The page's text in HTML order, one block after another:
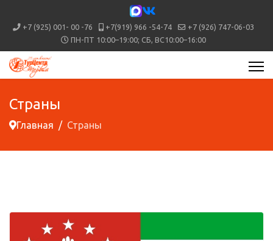
+7 (925) 001- 00 -76 +7(919) 966 -54-74
+7 (926) 747-06-03
ПН-ПТ 10:00–19:00; СБ, ВС10:00–16:00
Страны
Главная Страны